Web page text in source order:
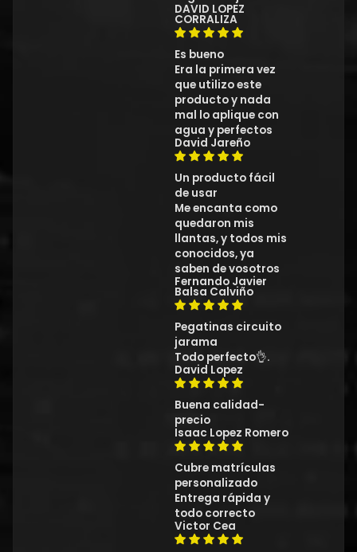
DAVID LOPEZ
CORRALIZA
Es bueno
Era la primera vez
que utilizo este
producto y nada
mal lo aplique con
agua y perfectos
David Jareño
Un producto fácil
de usar
Me encanta como
quedaron mis
llantas, y todos mis
conocidos, ya
saben de vosotros
Fernando Javier
Balsa Calviño
Pegatinas circuito
jarama
Todo perfecto👌.
David Lopez
Buena calidad-
precio
Isaac Lopez Romero
Cubre matrículas
personalizado
Entrega rápida y
todo correcto
Victor Cea